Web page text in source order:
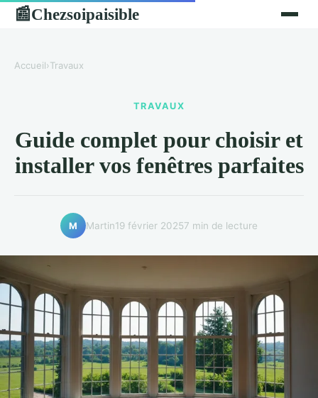
📰Chezsoipaisible
Accueil›Travaux
TRAVAUX
Guide complet pour choisir et
installer vos fenêtres parfaites
M Martin19 février 20257 min de lecture